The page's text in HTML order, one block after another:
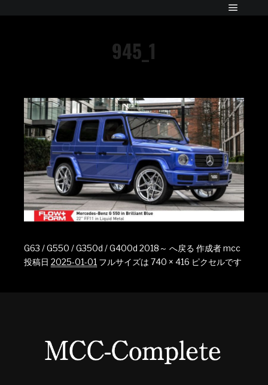
945_1
G63 / G550 / G350d / G400d 2018～ へ戻る 作成者mcc
投稿日 2025-01-01 フルサイズは 740 × 416 ピクセルです